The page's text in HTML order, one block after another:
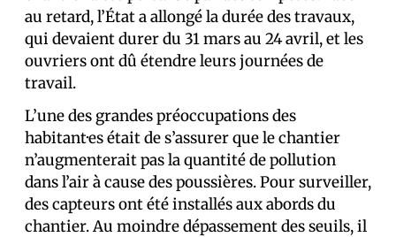
au retard, l’État a allongé la durée des travaux,
qui devaient durer du 31 mars au 24 avril, et les
ouvriers ont dû étendre leurs journées de
travail.
L’une des grandes préoccupations des
habitant·es était de s’assurer que le chantier
n’augmenterait pas la quantité de pollution
dans l’air à cause des poussières. Pour surveiller,
des capteurs ont été installés aux abords du
chantier. Au moindre dépassement des seuils, il